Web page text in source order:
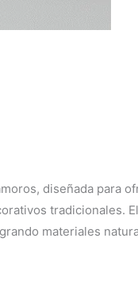
diseñada para
tradicionales.
materiales